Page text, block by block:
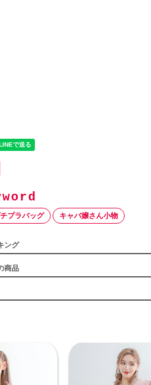
プラバッグ キャバ嬢さん小物
ング
商品